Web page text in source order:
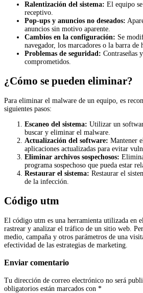
Ralentización del sistema: El equipo
receptivo.
Pop-ups y anuncios no deseados:
anuncios sin motivo aparente.
Cambios en la configuración: Se
navegador, los marcadores o la barra de
Problemas de seguridad: Contraseñas
comprometidos.
¿Cómo se pueden eliminar?
Para eliminar el malware de un equipo, es
siguientes pasos:
Escaneo del sistema: Utilizar un
buscar y eliminar el malware.
Actualización del software: Mantener
aplicaciones actualizadas para evitar
Eliminar archivos sospechosos:
programa sospechoso que pueda estar
Restaurar el sistema: Restaurar el
de la infección.
Código utm
El código utm es una herramienta utilizada en
rastrear y analizar el tráfico de un sitio web.
medio, campaña y otros parámetros de una
efectividad de las estrategias de marketing.
Enviar comentario
Tu dirección de correo electrónico no será
obligatorios están marcados con *